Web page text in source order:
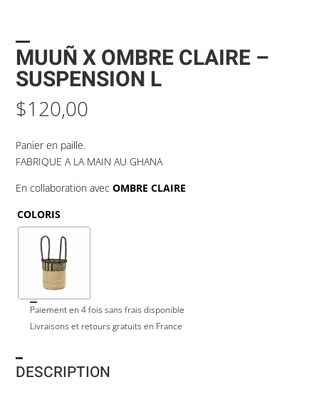
MUUÑ X OMBRE CLAIRE –
SUSPENSION L
$120,00
Panier en paille.
FABRIQUE A LA MAIN AU GHANA
En collaboration avecOMBRE CLAIRE
COLORIS
Paiement en 4 fois sans frais disponible
Livraisons et retours gratuits en France
DESCRIPTION